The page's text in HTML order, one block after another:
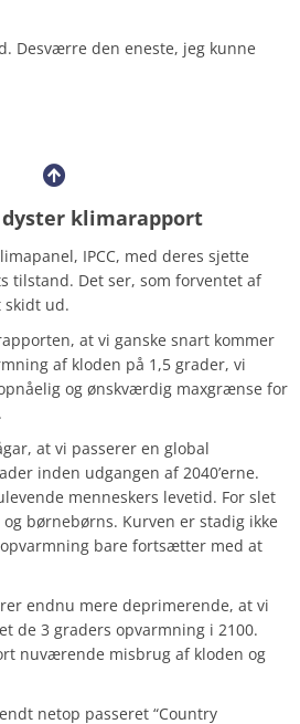
Desværre den eneste, jeg kunne
dyster klimarapport
IPCC, med deres sjette
tilstand. Det ser, som forventet af
skidt ud.
at vi ganske snart kommer
af kloden på 1,5 grader, vi
og ønskværdig maxgrænse for
at vi passerer en global
inden udgangen af 2040’erne.
menneskers levetid. For slet
børnebørns. Kurven er stadig ikke
bare fortsætter med at
endnu mere deprimerende, at vi
de 3 graders opvarmning i 2100.
nuværende misbrug af kloden og
netop passeret “Country